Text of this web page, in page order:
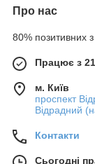
Про нас
80% позитивних з
Працює з
м. Київ
проспект
Відрадний
Контакти
Сьогодні